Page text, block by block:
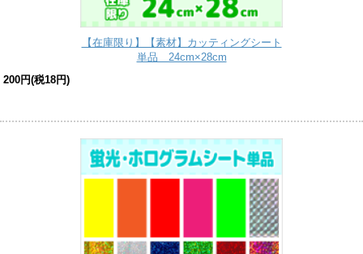
【在庫限り】【素材】カッティングシート
単品 24cm×28cm
200円(税18円)